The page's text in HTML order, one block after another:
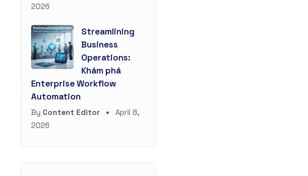
2026
Streamlining
Business
Operations:
Khám phá
Enterprise Workflow
Automation
By Content Editor
April 8,
2026